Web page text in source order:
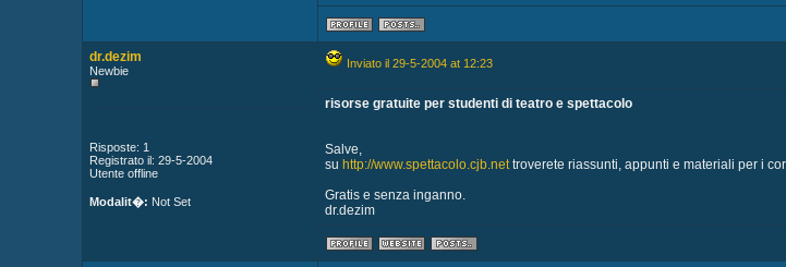
dr.dezim
Newbie
Risposte: 1
Registrato il: 29-5-2004
Utente offline
Modalit�: Not Set
Inviato il 29-5-2004 at 12:23
risorse gratuite per studenti di teatro e spettacolo
Salve,
su http://www.spettacolo.cjb.nettroverete riassunti, appunti e materiali per i
Gratis e senza inganno.
dr.dezim